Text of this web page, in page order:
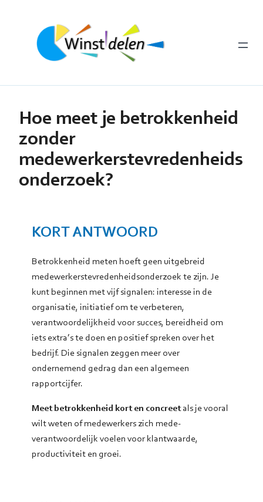
Hoe meet je betrokkenheid
zonder
medewerkerstevredenheids
onderzoek?
KORT ANTWOORD
Betrokkenheid meten hoeft geen uitgebreid
medewerkerstevredenheidsonderzoek te zijn. Je
kunt beginnen met vijf signalen: interesse in de
organisatie, initiatief om te verbeteren,
verantwoordelijkheid voor succes, bereidheid om
iets extra’s te doen en positief spreken over het
bedrijf. Die signalen zeggen meer over
ondernemend gedrag dan een algemeen
rapportcijfer.
Meet betrokkenheid kort en concreetals je vooral
wilt weten of medewerkers zich mede-
verantwoordelijk voelen voor klantwaarde,
productiviteit en groei.